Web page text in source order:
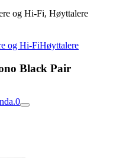
og Hi-Fi, Høyttalere
og Hi-FiHøyttalere
Black Pair
0